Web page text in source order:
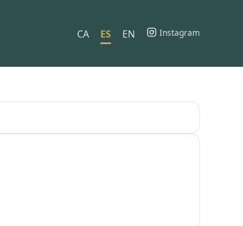
CA ES EN Instagram